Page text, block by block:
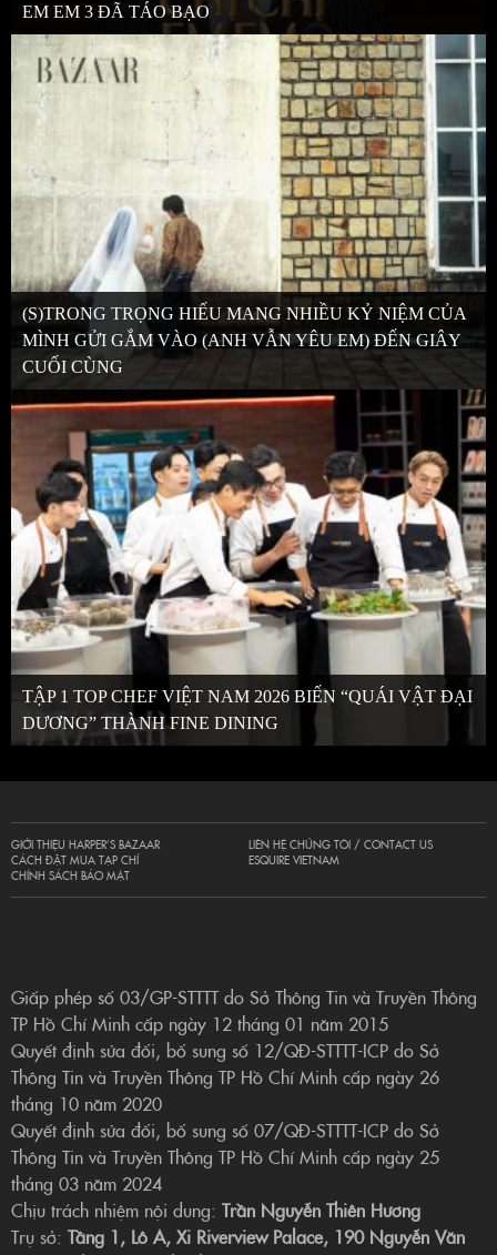
EM EM 3 ĐÃ TÁO BẠO
(S)TRONG TRỌNG HIẾU MANG NHIỀU KỶ NIỆM CỦA
MÌNH GỬI GẮM VÀO (ANH VẪN YÊU EM) ĐẾN GIÂY
CUỐI CÙNG
TẬP 1 TOP CHEF VIỆT NAM 2026 BIẾN “QUÁI VẬT ĐẠI
DƯƠNG” THÀNH FINE DINING
GIỚI THIỆU HARPER’S BAZAAR
CÁCH ĐẶT MUA TẠP CHÍ
CHÍNH SÁCH BẢO MẬT
LIÊN HỆ CHÚNG TÔI / CONTACT US
ESQUIRE VIETNAM
Giấp phép số 03/GP-STTTT do Sở Thông Tin và Truyền Thông
TP Hồ Chí Minh cấp ngày 12 tháng 01 năm 2015
Quyết định sửa đổi, bổ sung số 12/QĐ-STTTT-ICP do Sở
Thông Tin và Truyền Thông TP Hồ Chí Minh cấp ngày 26
tháng 10 năm 2020
Quyết định sửa đổi, bổ sung số 07/QĐ-STTTT-ICP do Sở
Thông Tin và Truyền Thông TP Hồ Chí Minh cấp ngày 25
tháng 03 năm 2024
Chịu trách nhiệm nội dung: Trần Nguyễn Thiên Hương
Trụ sở: Tầng 1, Lô A, Xi Riverview Palace, 190 Nguyễn Văn